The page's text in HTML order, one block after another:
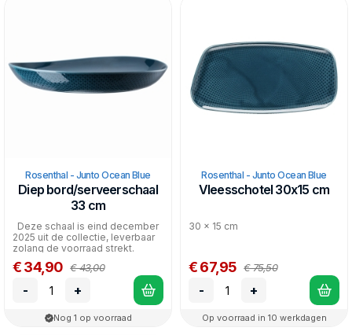
Rosenthal - Junto Ocean Blue
Diep bord/serveerschaal
33 cm
Deze schaal is eind december
2025 uit de collectie, leverbaar
zolang de voorraad strekt.
€ 34,90 € 43,00
- +
Nog 1 op voorraad
Rosenthal - Junto Ocean Blue
Vleesschotel 30x15 cm
30 x 15 cm
€ 67,95 € 75,50
- +
Op voorraad in 10 werkdagen